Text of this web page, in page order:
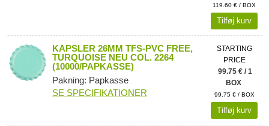
119.60 € / BOX
Tilføj kurv
KAPSLER 26MM TFS-PVC FREE,
TURQUOISE NEU COL. 2264
(10000/PAPKASSE)
Pakning: Papkasse
SE SPECIFIKATIONER
STARTING
PRICE
99.75 € / 1
BOX
99.75 € / BOX
Tilføj kurv